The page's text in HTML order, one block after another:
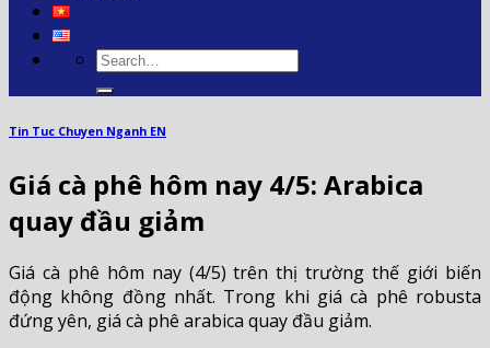
Tin Tuc Chuyen Nganh EN
Giá cà phê hôm nay 4/5: Arabica
quay đầu giảm
Giá cà phê hôm nay (4/5) trên thị trường thế giới biến
động không đồng nhất. Trong khi giá cà phê robusta
đứng yên, giá cà phê arabica quay đầu giảm.